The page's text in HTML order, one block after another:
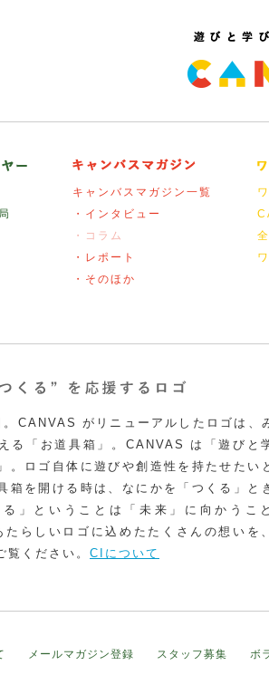
キャンバスマガジン一覧
・インタビュー
・コラム
・レポート
・そのほか
CANVAS がリニューアルしたロゴは、
る「お道具箱」。CANVAS は「遊びと
。ロゴ自体に遊びや創造性を持たせたい
箱を開ける時は、なにかを「つくる」と
」ということは「未来」に向かうこ
らしいロゴに込めたたくさんの想いを
覧ください。 CIについて
メールマガジン登録 スタッフ募集 ボ